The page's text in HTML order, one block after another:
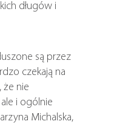
długów i
są przez
czekają na
że nie
i ogólnie
Michalska,